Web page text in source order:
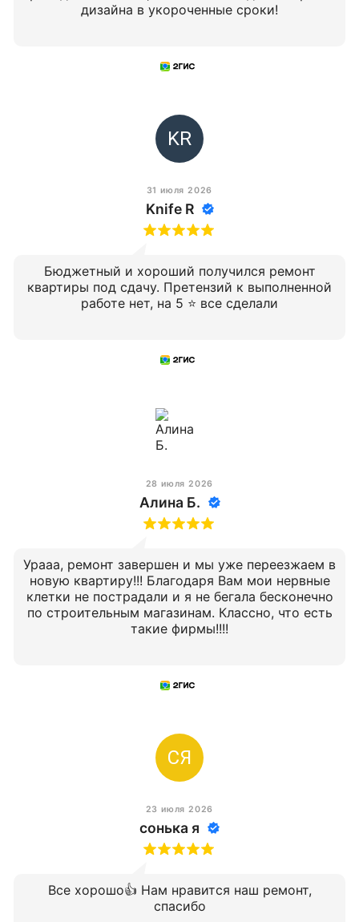
дизайна в укороченные сроки!
KR
31 июля 2026
Knife R
Бюджетный и хороший получился ремонт
квартиры под сдачу. Претензий к выполненной
работе нет, на 5 ⭐️ все сделали
28 июля 2026
Алина Б.
Урааа, ремонт завершен и мы уже переезжаем в
новую квартиру!!! Благодаря Вам мои нервные
клетки не пострадали и я не бегала бесконечно
по строительным магазинам. Классно, что есть
такие фирмы!!!!
СЯ
23 июля 2026
сонька я
Все хорошо👍 Нам нравится наш ремонт,
спасибо